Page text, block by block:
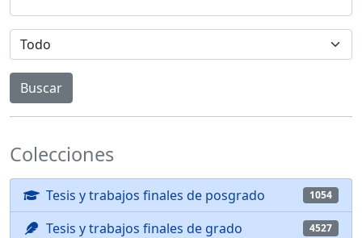
Colecciones
Tesis y trabajos finales de posgrado 1054
Tesis y trabajos finales de grado 4527